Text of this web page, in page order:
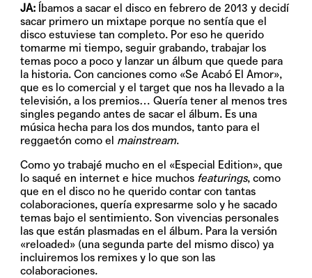
JA: Íbamos a sacar el disco en febrero de 2013 y decidí
sacar primero un mixtape porque no sentía que el
disco estuviese tan completo. Por eso he querido
tomarme mi tiempo, seguir grabando, trabajar los
temas poco a poco y lanzar un álbum que quede para
la historia. Con canciones como «Se Acabó El Amor»,
que es lo comercial y el target que nos ha llevado a la
televisión, a los premios… Quería tener al menos tres
singles pegando antes de sacar el álbum. Es una
música hecha para los dos mundos, tanto para el
reggaetón como el mainstream.
Como yo trabajé mucho en el «Especial Edition», que
lo saqué en internet e hice muchos featurings, como
que en el disco no he querido contar con tantas
colaboraciones, quería expresarme solo y he sacado
temas bajo el sentimiento. Son vivencias personales
las que están plasmadas en el álbum. Para la versión
«reloaded» (una segunda parte del mismo disco) ya
incluiremos los remixes y lo que son las
colaboraciones.